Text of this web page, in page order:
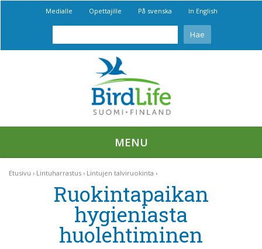
Medialle Opettajille På svenska In English
MENU
Etusivu Lintuharrastus Lintujen talviruokinta
Ruokintapaikan
hygieniasta
huolehtiminen